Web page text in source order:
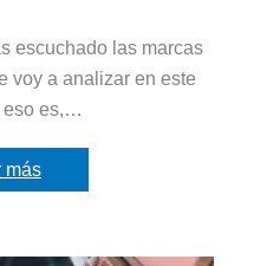
escuchado las marcas
voy a analizar en este
eso es,…
más